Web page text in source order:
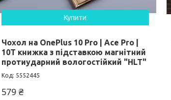
Купити
Чохол на OnePlus 10 Pro | Ace Pro |
10T книжка з підставкою магнітний
протиударний вологостійкий "HLT"
5552445
579 ₴